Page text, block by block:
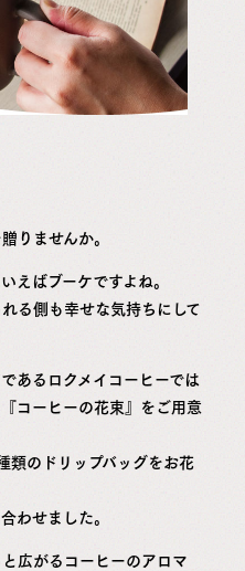
りませんか。
えばブーケですよね。
る側も幸せな気持ちにして
あるロクメイコーヒーでは
コーヒーの花束』をご用意
類のドリップバッグをお花
わせました。
広がるコーヒーのアロマ